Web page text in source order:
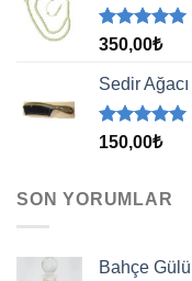
5 üzerinden
aldı
350,00₺
Sedir
5 üzerinden
150,00₺
SON YORUMLAR
Bahçe